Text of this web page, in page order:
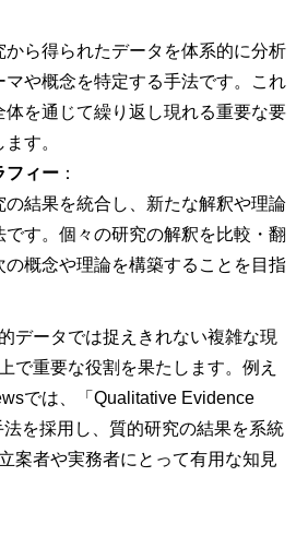
から得られたデータを体系的に分析
マや概念を特定する手法です。これ
体を通じて繰り返し現れる重要な要
す。
フィー ：
の結果を統合し、新たな解釈や理論
です。個々の研究の解釈を比較・翻
の概念や理論を構築することを目指
データでは捉えきれない複雑な現
で重要な役割を果たします。例え
では、「Qualitative Evidence
を採用し、質的研究の結果を系統
案者や実務者にとって有用な知見